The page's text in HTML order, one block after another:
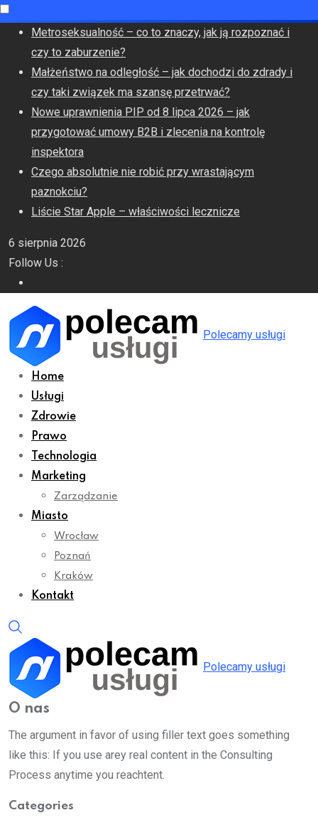
Skip
content
Metroseksualność – co to znaczy, jak ją rozpoznać i
czy to zaburzenie?
Małżeństwo na odległość – jak dochodzi do zdrady i
czy taki związek ma szansę przetrwać?
Nowe uprawnienia PIP od 8 lipca 2026 – jak
przygotować umowy B2B i zlecenia na kontrolę
inspektora
Czego absolutnie nie robić przy wrastającym
paznokciu?
Liście Star Apple – właściwości lecznicze
6 sierpnia 2026
Follow Us :
Polecamy usługi
Home
Usługi
Zdrowie
Prawo
Technologia
Marketing
Zarządzanie
Miasto
Wrocław
Poznań
Kraków
Kontakt
Polecamy usługi
O nas
The argument in favor of using filler text goes something
like this: If you use arey real content in the Consulting
Process anytime you reachtent.
Categories